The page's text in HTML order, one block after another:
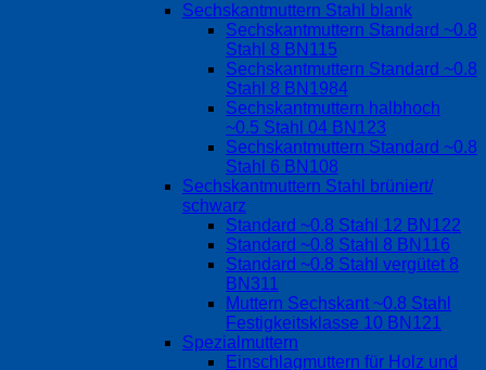
Sechskantmuttern Stahl blank
Sechskantmuttern Standard ~0.8
Stahl 8 BN115
Sechskantmuttern Standard ~0.8
Stahl 8 BN1984
Sechskantmuttern halbhoch
~0.5 Stahl 04 BN123
Sechskantmuttern Standard ~0.8
Stahl 6 BN108
Sechskantmuttern Stahl brüniert/
schwarz
Standard ~0.8 Stahl 12 BN122
Standard ~0.8 Stahl 8 BN116
Standard ~0.8 Stahl vergütet 8
BN311
Muttern Sechskant ~0.8 Stahl
Festigkeitsklasse 10 BN121
Spezialmuttern
Einschlagmuttern für Holz und